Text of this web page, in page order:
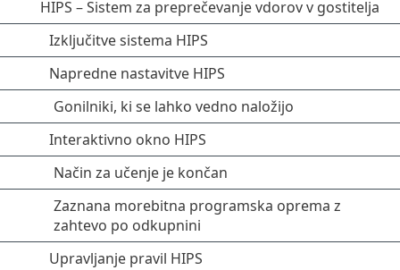
HIPS – Sistem za preprečevanje vdorov v gostitelja
Izključitve sistema HIPS
Napredne nastavitve HIPS
Gonilniki, ki se lahko vedno naložijo
Interaktivno okno HIPS
Način za učenje je končan
Zaznana morebitna programska oprema z
zahtevo po odkupnini
Upravljanje pravil HIPS